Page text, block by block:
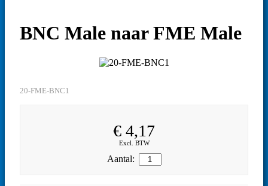
BNC Male naar FME Male
20-FME-BNC1
€ 4,17
Excl. BTW
Aantal: